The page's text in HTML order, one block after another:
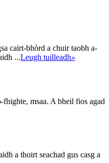
cairt-bhòrd a chuir taobh a-
...Leugh tuilleadh»
fhighte, msaa. A bheil fios agad
a thoirt seachad gus casg a